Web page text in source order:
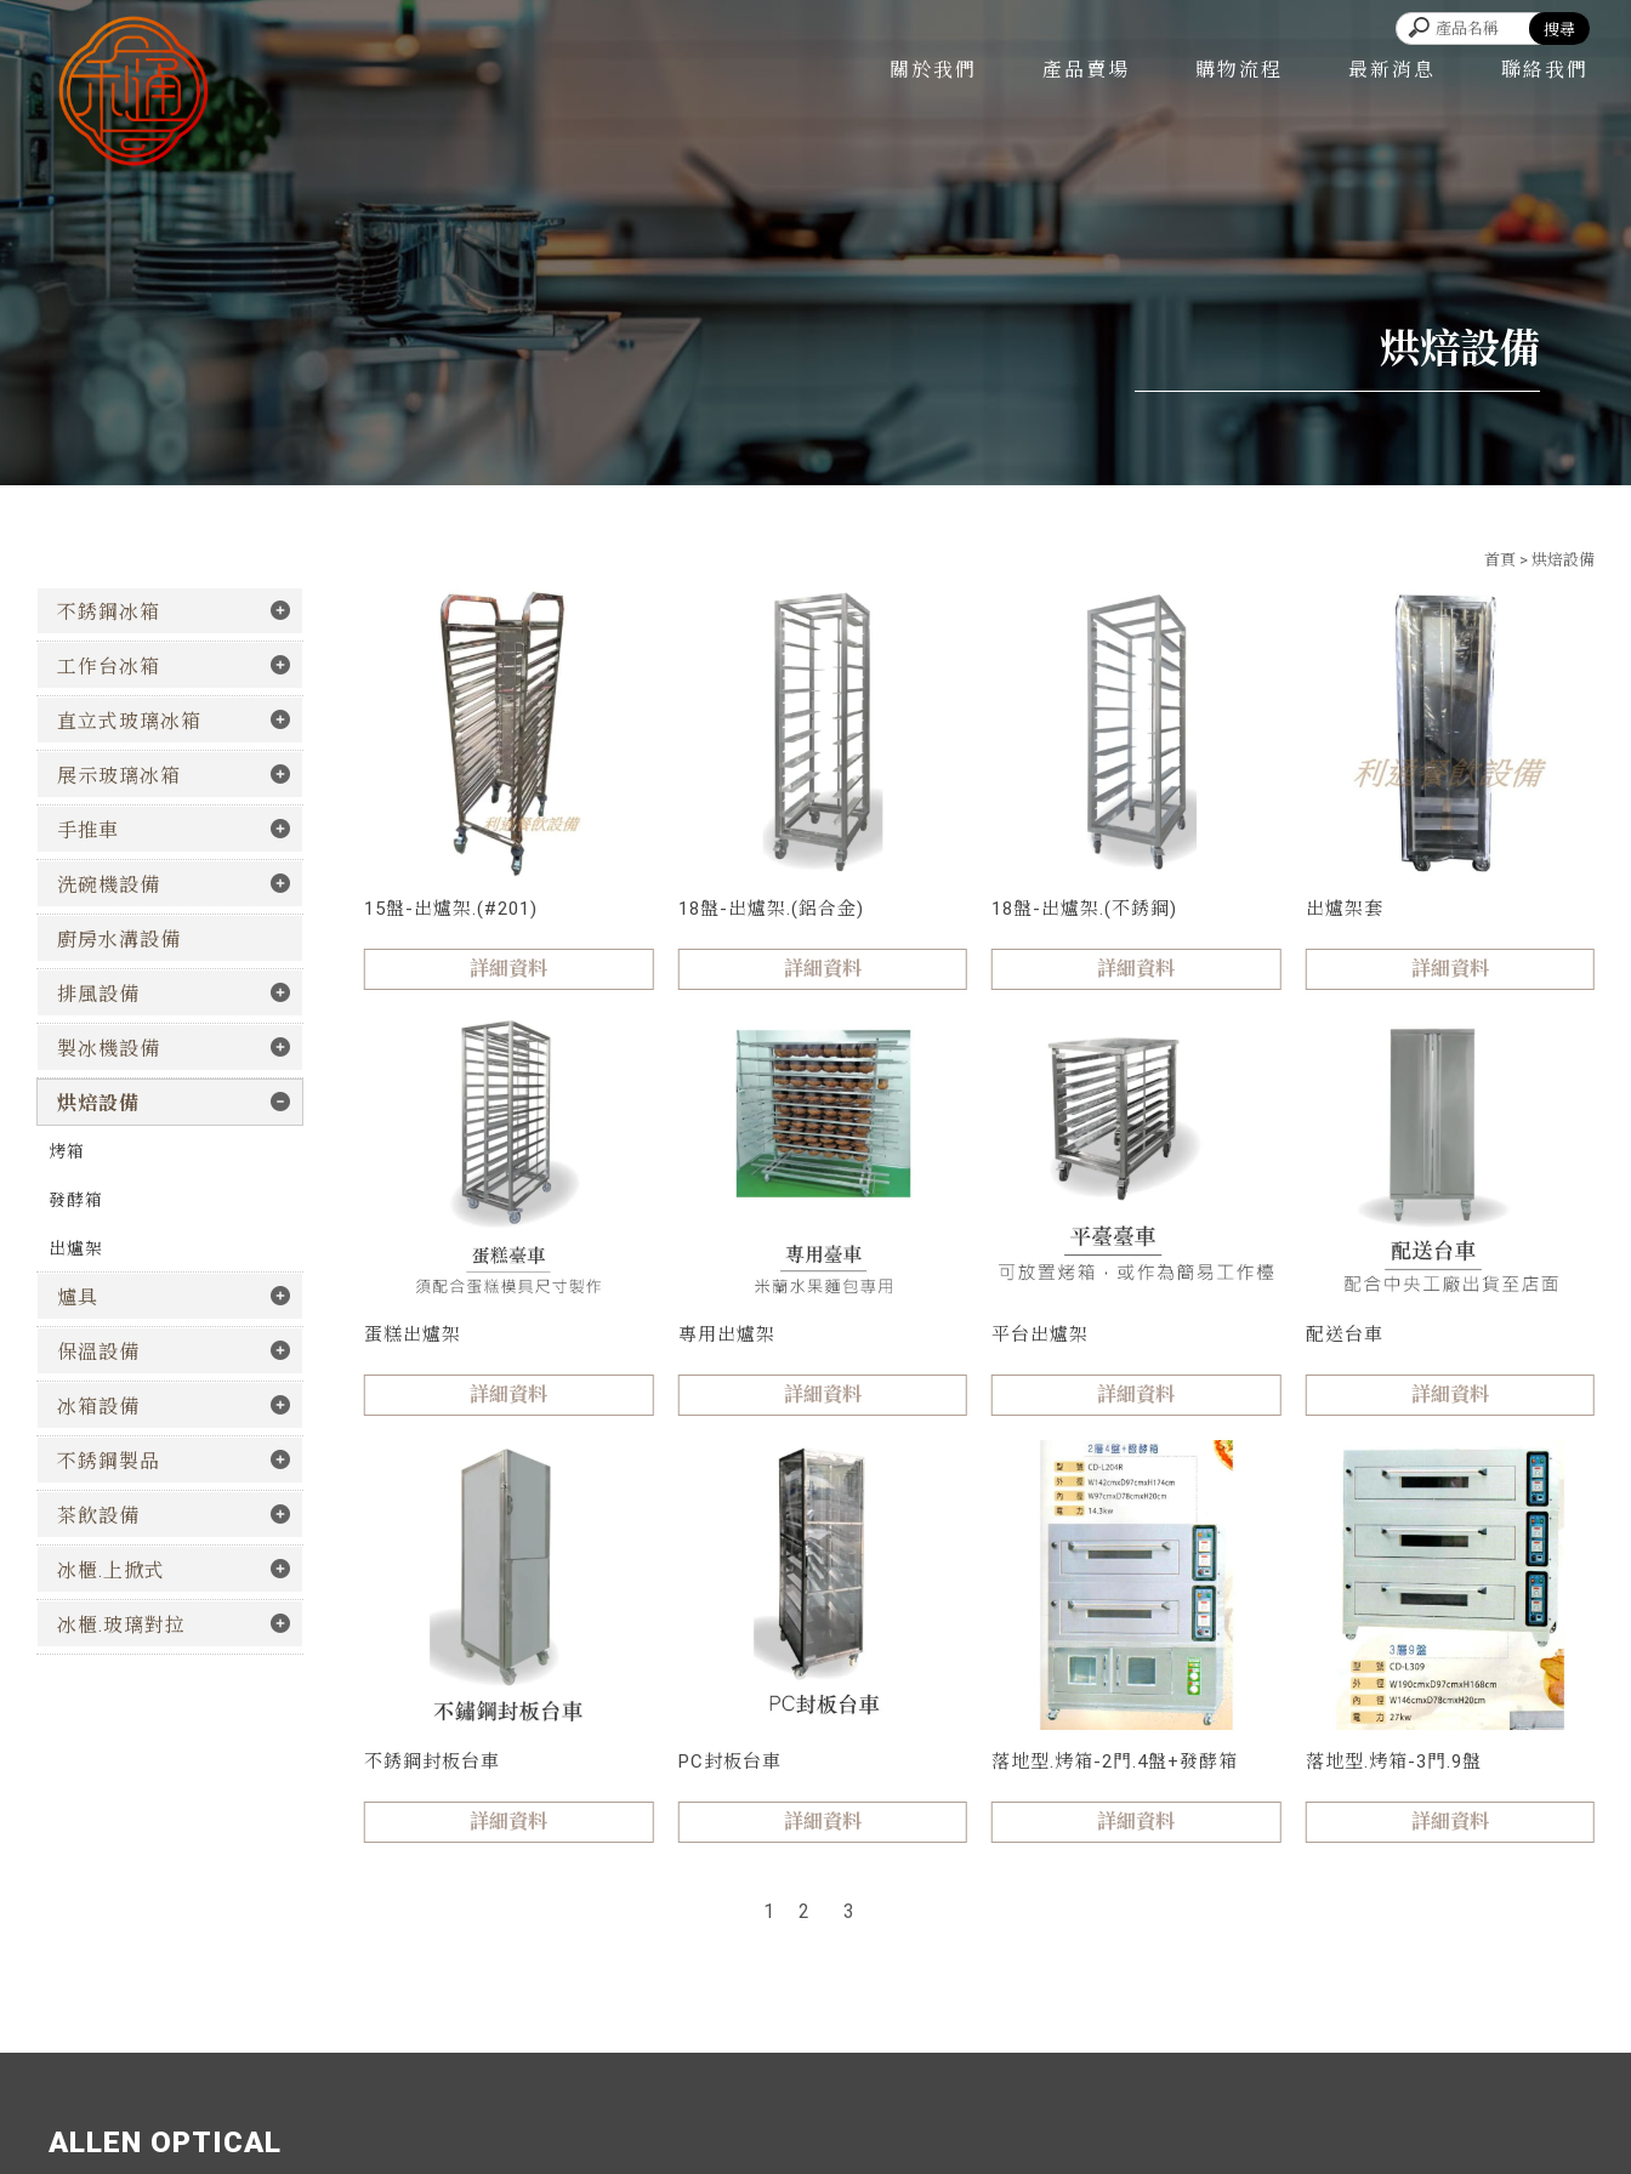
關於我們 產品賣場 購物流程 最新消息 聯絡我們
烘焙設備
首頁 > 烘焙設備
不銹鋼冰箱
工作台冰箱
直立式玻璃冰箱
展示玻璃冰箱
手推車
洗碗機設備
廚房水溝設備
排風設備
製冰機設備
烘焙設備
烤箱
發酵箱
出爐架
爐具
保溫設備
冰箱設備
不銹鋼製品
茶飲設備
冰櫃.上掀式
冰櫃.玻璃對拉
15盤-出爐架.(#201)
詳細資料
18盤-出爐架.(鋁合金)
詳細資料
18盤-出爐架.(不銹鋼)
詳細資料
出爐架套
詳細資料
蛋糕出爐架
詳細資料
專用出爐架
詳細資料
平台出爐架
詳細資料
配送台車
詳細資料
不銹鋼封板台車
詳細資料
PC封板台車
詳細資料
落地型.烤箱-2門.4盤+發酵箱
詳細資料
落地型.烤箱-3門.9盤
詳細資料
1 2 3